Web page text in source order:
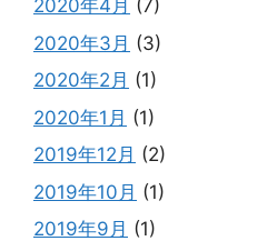
2020年4月 (7)
2020年3月 (3)
2020年2月 (1)
2020年1月 (1)
2019年12月 (2)
2019年10月 (1)
2019年9月 (1)